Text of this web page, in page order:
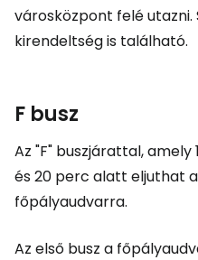
városközpont felé
kirendeltség is található.
F busz
Az "F" buszjárattal,
és 20 perc alatt eljuthat
főpályaudvarra.
Az első busz a